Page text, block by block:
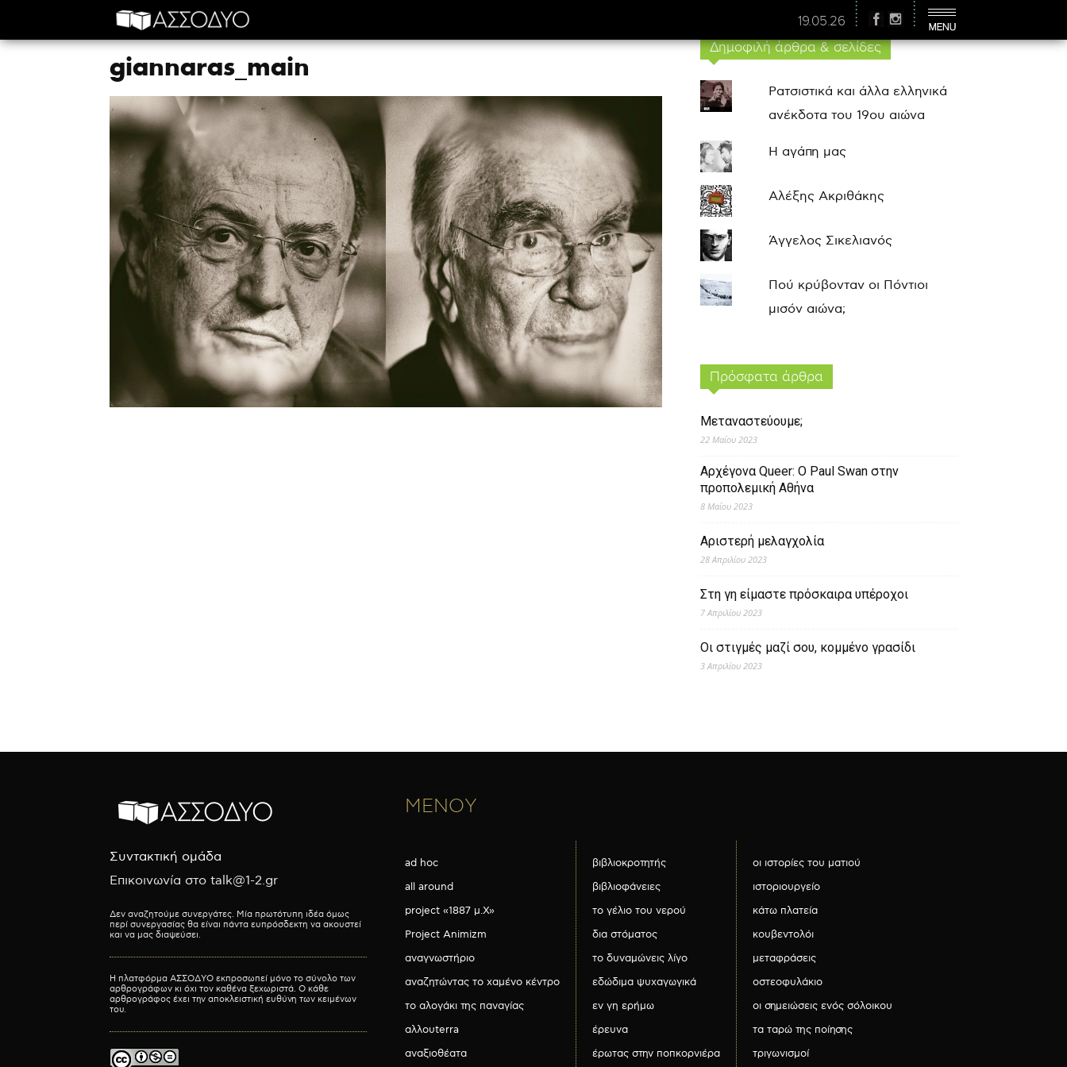
19.05.26
giannaras_main
Δημοφιλή άρθρα & σελίδες
Ρατσιστικά και άλλα ελληνικά
ανέκδοτα του 19ου αιώνα
Η αγάπη μας
Αλέξης Ακριθάκης
Άγγελος Σικελιανός
Πού κρύβονταν οι Πόντιοι
μισόν αιώνα;
Πρόσφατα άρθρα
Μεταναστεύουμε;
22 Μαΐου 2023
Αρχέγονα Queer: O Paul Swan στην
προπολεμική Αθήνα
8 Μαΐου 2023
Αριστερή μελαγχολία
28 Απριλίου 2023
Στη γη είμαστε πρόσκαιρα υπέροχοι
7 Απριλίου 2023
Οι στιγμές μαζί σου, κομμένο γρασίδι
3 Απριλίου 2023
Συντακτική ομάδα
Επικοινωνία στο talk@1-2.gr
Δεν αναζητούμε συνεργάτες. Μία πρωτότυπη ιδέα όμως
περί συνεργασίας θα είναι πάντα ευπρόσδεκτη να ακουστεί
και να μας διαψεύσει.
Η πλατφόρμα ΑΣΣΟΔΥΟ εκπροσωπεί μόνο το σύνολο των
αρθρογράφων κι όχι τον καθένα ξεχωριστά. Ο κάθε
αρθρογράφος έχει την αποκλειστική ευθύνη των κειμένων
του.
ΜΕΝΟΥ
ad hoc
all around
project «1887 μ.Χ»
Project Animizm
αναγνωστήριο
αναζητώντας το χαμένο κέντρο
το αλογάκι της παναγίας
αλλουterra
αναξιοθέατα
βιβλιοκροτητής
βιβλιοφάνειες
το γέλιο του νερού
δια στόματος
το δυναμώνεις λίγο
εδώδιμα ψυχαγωγικά
εν γη ερήμω
έρευνα
έρωτας στην ποπκορνιέρα
οι ιστορίες του ματιού
ιστοριουργείο
κάτω πλατεία
κουβεντολόι
μεταφράσεις
οστεοφυλάκιο
οι σημειώσεις ενός σόλοικου
τα ταρώ της ποίησης
τριγωνισμοί